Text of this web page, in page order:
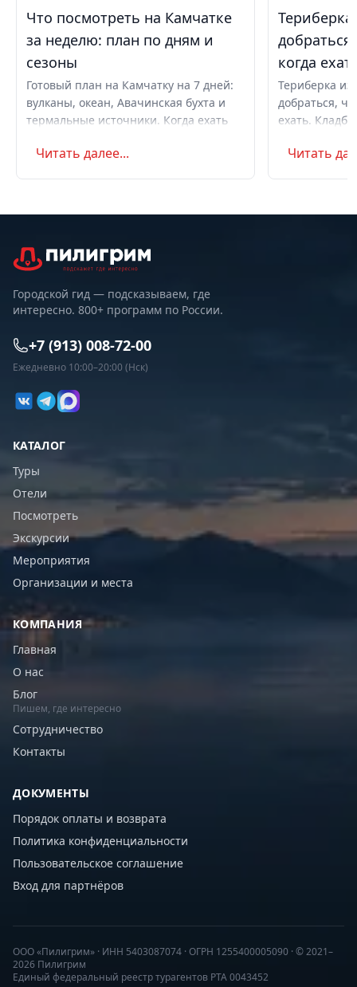
Что посмотреть на Камчатке
за неделю: план по дням и
сезоны
Готовый план на Камчатку на 7 дней:
вулканы, океан, Авачинская бухта и
термальные источники. Когда ехать
самостоятельно или с туром.
Читать далее...
когда
Териберка
добраться,
ехать.
Маршрут на
Читать
Городской гид — подсказываем, где
интересно. 800+ программ по России.
+7 (913) 008-72-00
Ежедневно 10:00–20:00 (Нск)
КАТАЛОГ
Туры
Отели
Посмотреть
Экскурсии
Мероприятия
Организации и места
КОМПАНИЯ
Главная
О нас
Блог
Пишем, где интересно
Сотрудничество
Контакты
ДОКУМЕНТЫ
Порядок оплаты и возврата
Политика конфиденциальности
Пользовательское соглашение
Вход для партнёров
ООО «Пилигрим» · ИНН 5403087074 · ОГРН 1255400005090 · © 2021–
2026 Пилигрим
Единый федеральный реестр турагентов РТА 0043452